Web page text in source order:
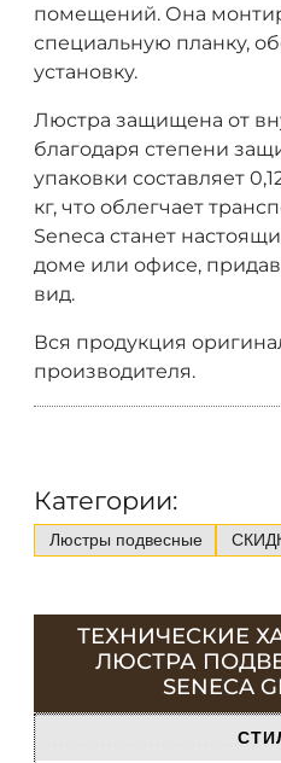
помещений. Она
специальную планку,
установку.
Люстра защищена от
благодаря степени
упаковки составляет
кг, что облегчает
Seneca станет
доме или офисе,
вид.
Вся продукция
производителя.
Категории:
Люстры подвесные
ТЕХНИЧЕСКИЕ
ЛЮСТРА
SENECA